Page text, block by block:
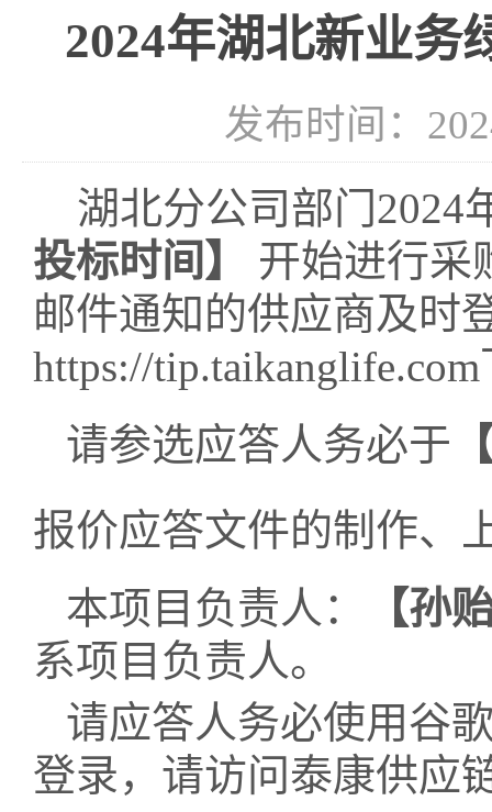
2024年湖北新业务
发布时间：
湖北分公司部门2024
投标时间】
开始进行采
邮件通知的供应商及时
https://tip.taikanglife.com
请参选应答人务必于
报价应答文件的制作、
本项目负责人：
【孙
系项目负责人。
请应答人务必使用谷
登录，请访问泰康供应